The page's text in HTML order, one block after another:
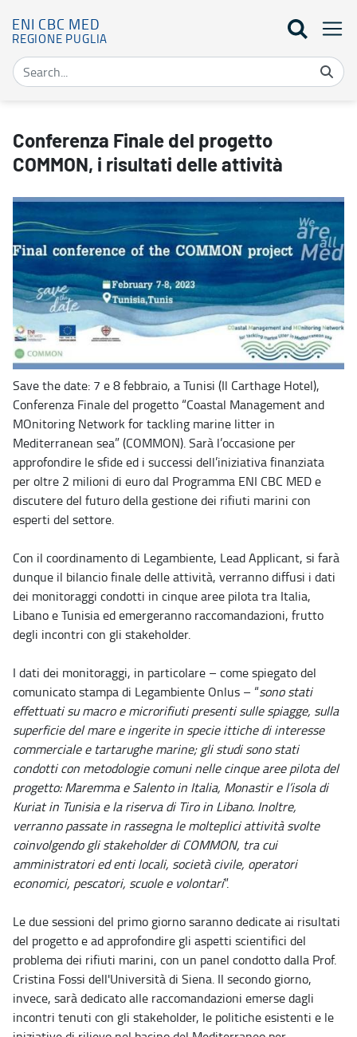
ENI CBC MED
REGIONE PUGLIA
Conferenza Finale del progetto
COMMON, i risultati delle attività
Save the date: 7 e 8 febbraio, a Tunisi (Il Carthage Hotel),
Conferenza Finale del progetto “Coastal Management and
MOnitoring Network for tackling marine litter in
Mediterranean sea” (COMMON). Sarà l’occasione per
approfondire le sfide ed i successi dell’iniziativa finanziata
per oltre 2 milioni di euro dal Programma ENI CBC MED e
discutere del futuro della gestione dei rifiuti marini con
esperti del settore.
Con il coordinamento di Legambiente, Lead Applicant, si farà
dunque il bilancio finale delle attività, verranno diffusi i dati
dei monitoraggi condotti in cinque aree pilota tra Italia,
Libano e Tunisia ed emergeranno raccomandazioni, frutto
degli incontri con gli stakeholder.
I dati dei monitoraggi, in particolare – come spiegato del
comunicato stampa di Legambiente Onlus – “sono stati
effettuati su macro e microrifiuti presenti sulle spiagge, sulla
superficie del mare e ingerite in specie ittiche di interesse
commerciale e tartarughe marine; gli studi sono stati
condotti con metodologie comuni nelle cinque aree pilota del
progetto: Maremma e Salento in Italia, Monastir e l’isola di
Kuriat in Tunisia e la riserva di Tiro in Libano. Inoltre,
verranno passate in rassegna le molteplici attività svolte
coinvolgendo gli stakeholder di COMMON, tra cui
amministratori ed enti locali, società civile, operatori
economici, pescatori, scuole e volontari”.
Le due sessioni del primo giorno saranno dedicate ai risultati
del progetto e ad approfondire gli aspetti scientifici del
problema dei rifiuti marini, con un panel condotto dalla Prof.
Cristina Fossi dell'Università di Siena. Il secondo giorno,
invece, sarà dedicato alle raccomandazioni emerse dagli
incontri tenuti con gli stakeholder, le politiche esistenti e le